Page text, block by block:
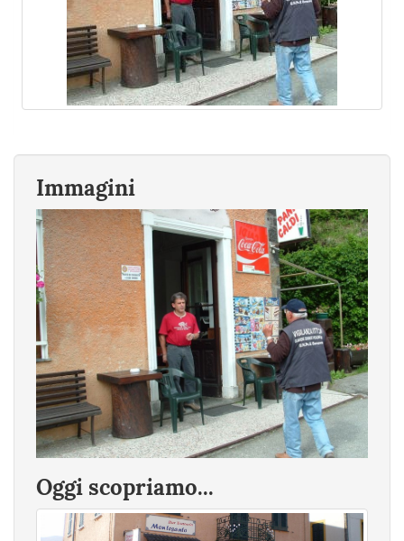
Immagini
Oggi scopriamo...